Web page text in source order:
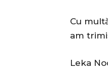
Cu
am
Leka